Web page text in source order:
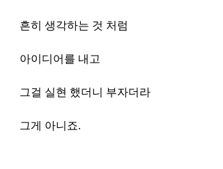
흔히 생각하는 것 처럼
아이디어를 내고
그걸 실현 했더니 부자더라
그게 아니죠.